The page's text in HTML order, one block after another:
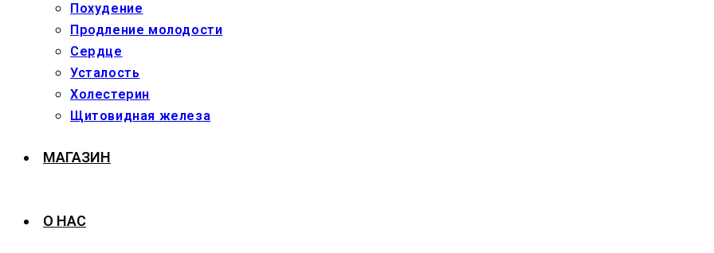
Похудение
Продление молодости
Сердце
Усталость
Холестерин
Щитовидная железа
МАГАЗИН
О НАС